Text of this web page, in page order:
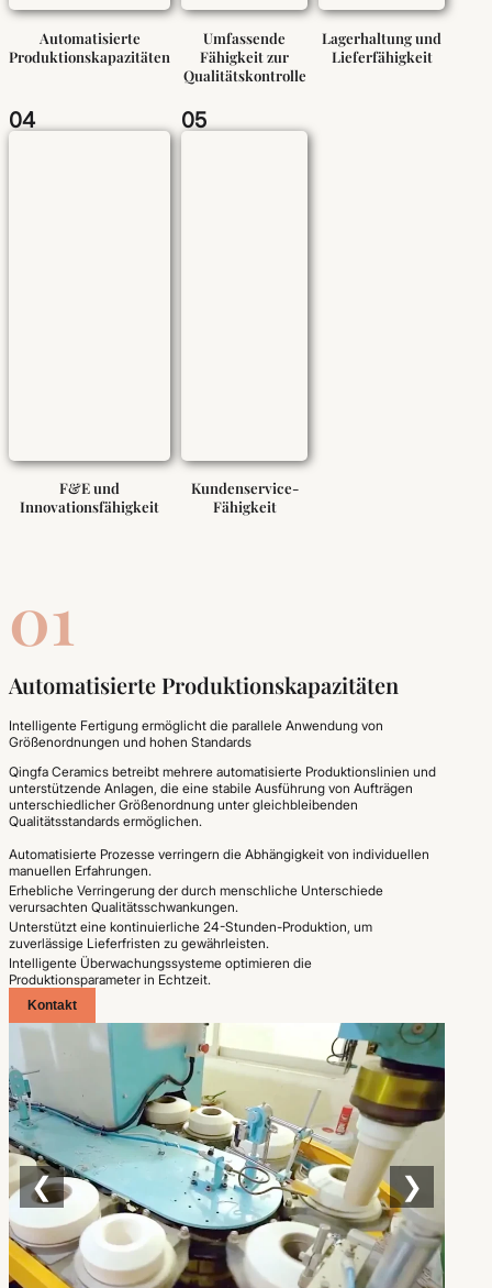
Automatisierte
Produktionskapazitäten
Umfassende
Fähigkeit zur
Qualitätskontrolle
Lagerhaltung und
Lieferfähigkeit
04
F&E und
Innovationsfähigkeit
05
Kundenservice-
Fähigkeit
01
Automatisierte Produktionskapazitäten
Intelligente Fertigung ermöglicht die parallele Anwendung von
Größenordnungen und hohen Standards
Qingfa Ceramics betreibt mehrere automatisierte Produktionslinien und
unterstützende Anlagen, die eine stabile Ausführung von Aufträgen
unterschiedlicher Größenordnung unter gleichbleibenden
Qualitätsstandards ermöglichen.
Automatisierte Prozesse verringern die Abhängigkeit von individuellen
manuellen Erfahrungen.
Erhebliche Verringerung der durch menschliche Unterschiede
verursachten Qualitätsschwankungen.
Unterstützt eine kontinuierliche 24-Stunden-Produktion, um
zuverlässige Lieferfristen zu gewährleisten.
Intelligente Überwachungssysteme optimieren die
Produktionsparameter in Echtzeit.
Kontakt
❮ ❯